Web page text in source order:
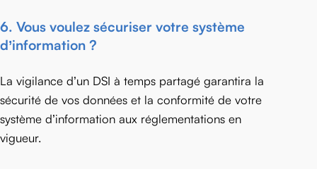
6. Vous voulez sécuriser votre système
d’information ?
La vigilance d’un DSI à temps partagé garantira la
sécurité de vos données et la conformité de votre
système d’information aux réglementations en
vigueur.